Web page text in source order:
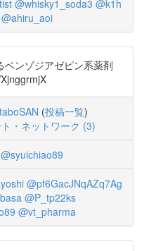
@whisky1_soda3 @k1h
@ahiru_aoi
ベンゾジアゼピン系薬剤
(投稿一覧)
・ネットワーク (3)
@syuichiao89
@pf6GacJNqAZq7Ag
@P_tp22ks
@vt_pharma